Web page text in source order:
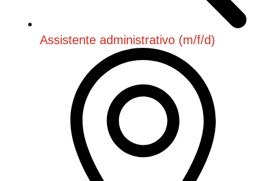
Assistente administrativo (m/f/d)